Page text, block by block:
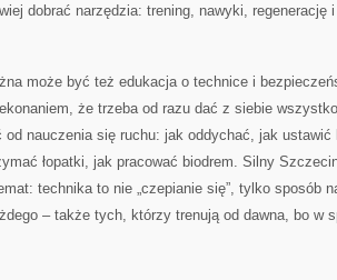
dobrać narzędzia: trening, nawyki, regenerację
może być też edukacja o technice i
że trzeba od razu dać z siebie
od nauczenia się ruchu: jak oddychać, jak ustawić
łopatki, jak pracować biodrem. Silny
technika to nie „czepianie się”, tylko sposób
– także tych, którzy trenują od dawna, bo w